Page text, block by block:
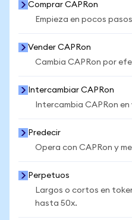
Comprar CAPRon
Empieza en pocos
Vender CAPRon
Cambia CAPRon por
Intercambiar CAPRon
Intercambia CAPRon
Predecir
Opera con CAPRon y
Perpetuos
Largos o cortos en
hasta 50x.